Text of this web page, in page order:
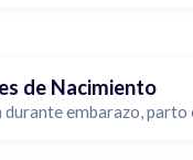
de Nacimiento
durante embarazo, parto